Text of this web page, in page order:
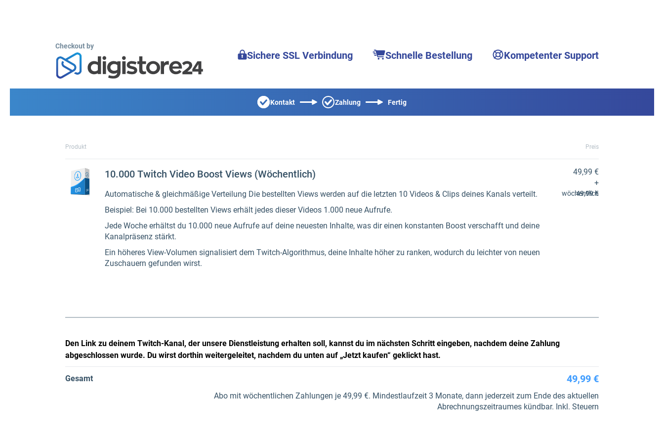
Checkout by
Sichere SSL Verbindung Schnelle Bestellung Kompetenter Support
Kontakt Zahlung Fertig
Produkt Preis
10.000 Twitch Video Boost Views (Wöchentlich)
Automatische & gleichmäßige Verteilung Die bestellten Views werden auf die letzten 10 Videos & Clips deines Kanals verteilt.
Beispiel: Bei 10.000 bestellten Views erhält jedes dieser Videos 1.000 neue Aufrufe.
Jede Woche erhältst du 10.000 neue Aufrufe auf deine neuesten Inhalte, was dir einen konstanten Boost verschafft und deine
Kanalpräsenz stärkt.
Ein höheres View-Volumen signalisiert dem Twitch-Algorithmus, deine Inhalte höher zu ranken, wodurch du leichter von neuen
Zuschauern gefunden wirst.
49,99 €
+
49,99 €
wöchentlich
Den Link zu deinem Twitch-Kanal, der unsere Dienstleistung erhalten soll, kannst du im nächsten Schritt eingeben, nachdem deine Zahlung
abgeschlossen wurde. Du wirst dorthin weitergeleitet, nachdem du unten auf „Jetzt kaufen“ geklickt hast.
Gesamt 49,99 €
Abo mit wöchentlichen Zahlungen je 49,99 €. Mindestlaufzeit 3 Monate, dann jederzeit zum Ende des aktuellen
Abrechnungszeitraumes kündbar. Inkl. Steuern